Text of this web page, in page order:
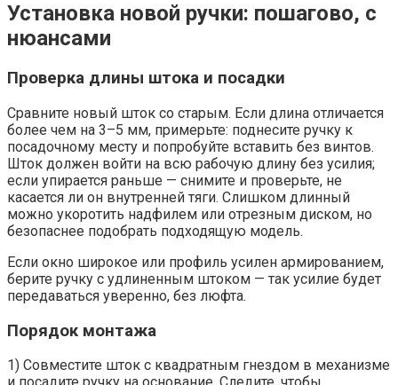
Установка новой ручки: пошагово, с
нюансами
Проверка длины штока и посадки
Сравните новый шток со старым. Если длина отличается
более чем на 3–5 мм, примерьте: поднесите ручку к
посадочному месту и попробуйте вставить без винтов.
Шток должен войти на всю рабочую длину без усилия;
если упирается раньше — снимите и проверьте, не
касается ли он внутренней тяги. Слишком длинный
можно укоротить надфилем или отрезным диском, но
безопаснее подобрать подходящую модель.
Если окно широкое или профиль усилен армированием,
берите ручку с удлиненным штоком — так усилие будет
передаваться уверенно, без люфта.
Порядок монтажа
1) Совместите шток с квадратным гнездом в механизме